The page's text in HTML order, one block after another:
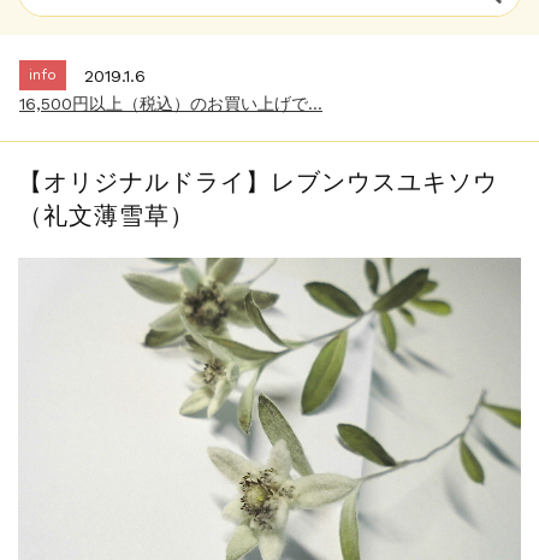
info
2019.10.5
info
2019.1.6
16,500円以上（税込）のお買い上げで...
info
2018.12.11
新規会員登録で200ポイントプレゼント中...
～メールが届かないお客様へのお願い～...
16,500円以上（税込）のお買い上げで...
お客様の作品をご紹介させて頂きます...
新規会員登録で200ポイントプレゼント中...
【オリジナルドライ】レブンウスユキソウ
（礼文薄雪草）